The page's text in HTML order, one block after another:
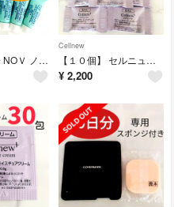
⭐合計４８g⭐ NOＶ ノブ UVミルクEX （４g ×１２本） 日焼け止め
Cellnew
【１０個】 セルニュープラス ピーリングソープ サンプル ミニサイズ
¥ 2,200